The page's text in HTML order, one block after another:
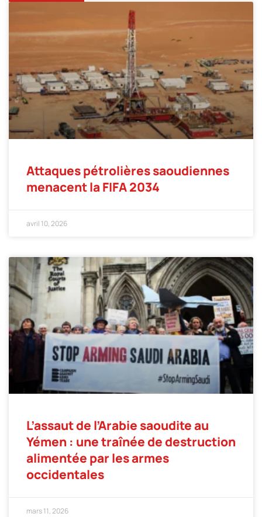
Attaques pétrolières saoudiennes
menacent la FIFA 2034
avril 10, 2026
L’assaut de l’Arabie saoudite au
Yémen : une traînée de destruction
alimentée par les armes
occidentales
mars 11, 2026